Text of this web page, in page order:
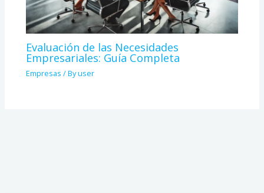
Evaluación de las Necesidades
Empresariales: Guía Completa
Empresas / Byuser